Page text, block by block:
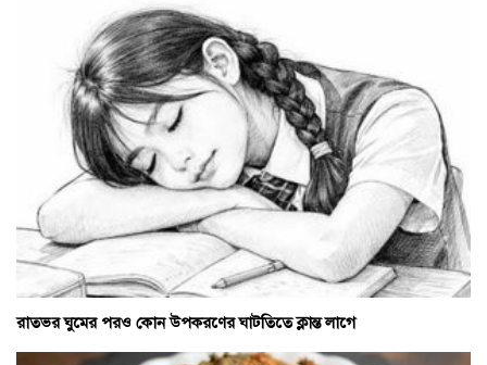
রাতভর ঘুমের পরও কোন উপকরণের ঘাটতিতে ক্লান্ত লাগে